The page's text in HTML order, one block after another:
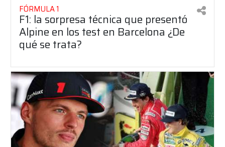
FÓRMULA 1
F1: la sorpresa técnica que presentó
Alpine en los test en Barcelona ¿De
qué se trata?